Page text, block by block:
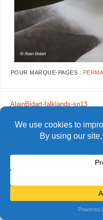
POUR MARQUE-PAGES :
AlainBidart-falklands-sn13